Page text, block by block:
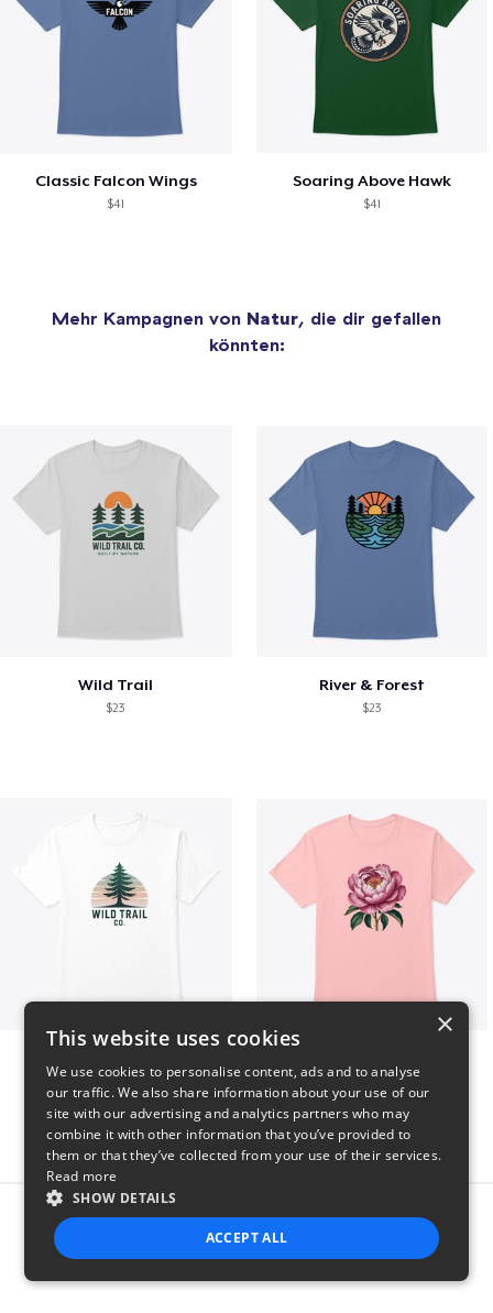
Classic Falcon Wings
$41
Soaring Above Hawk
$41
Mehr Kampagnen von Natur, die dir gefallen
könnten:
Wild Trail
$23
River & Forest
$23
Report this product
×
This website uses cookies
We use cookies to personalise content, ads and to analyse
our traffic. We also share information about your use of our
site with our advertising and analytics partners who may
combine it with other information that you’ve provided to
them or that they’ve collected from your use of their services.
Read more
SHOW DETAILS
ACCEPT ALL
STRICTLY NECESSARY PERFORMANCE